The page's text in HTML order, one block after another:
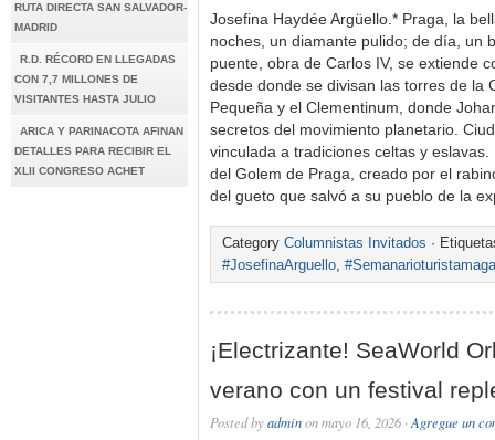
RUTA DIRECTA SAN SALVADOR-
MADRID
R.D. RÉCORD EN LLEGADAS
CON 7,7 MILLONES DE
VISITANTES HASTA JULIO
ARICA Y PARINACOTA AFINAN
DETALLES PARA RECIBIR EL
XLII CONGRESO ACHET
Josefina Haydée Argüello.* Praga, la
noches, un diamante pulido; de día, un
puente, obra de Carlos IV, se extiende
desde donde se divisan las torres de la
Pequeña y el Clementinum, donde
secretos del movimiento planetario.
vinculada a tradiciones celtas y
del Golem de Praga, creado por el
del gueto que salvó a su pueblo de la
Category Columnistas Invitados ·
#JosefinaArguello,
¡Electrizante! SeaWorld
verano con un festival
Posted byadminon mayo 16, 2026 · Agregue un